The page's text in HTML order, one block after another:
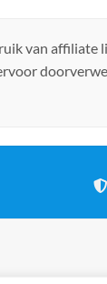
van affiliate